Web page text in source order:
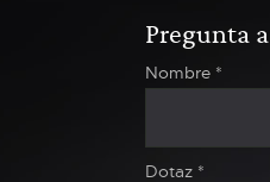
Pregunta a
Nombre *
Dotaz *